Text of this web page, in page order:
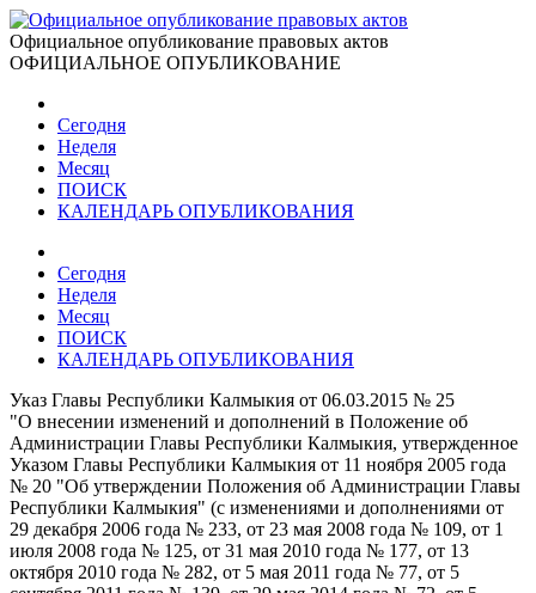
Официальное опубликование правовых актов
ОФИЦИАЛЬНОЕ ОПУБЛИКОВАНИЕ
Сегодня
Неделя
Месяц
ПОИСК
КАЛЕНДАРЬ ОПУБЛИКОВАНИЯ
Сегодня
Неделя
Месяц
ПОИСК
КАЛЕНДАРЬ ОПУБЛИКОВАНИЯ
Указ Главы Республики Калмыкия от 06.03.2015 № 25
"О внесении изменений и дополнений в Положение об
Администрации Главы Республики Калмыкия, утвержденное
Указом Главы Республики Калмыкия от 11 ноября 2005 года
№ 20 "Об утверждении Положения об Администрации Главы
Республики Калмыкия" (с изменениями и дополнениями от
29 декабря 2006 года № 233, от 23 мая 2008 года № 109, от 1
июля 2008 года № 125, от 31 мая 2010 года № 177, от 13
октября 2010 года № 282, от 5 мая 2011 года № 77, от 5